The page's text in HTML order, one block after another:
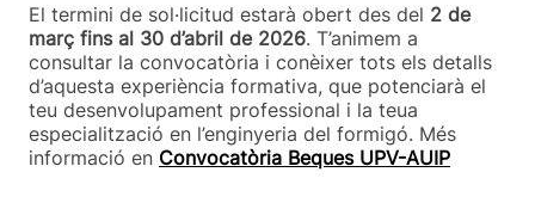
El termini de sol·licitud estarà obert des del 2 de
març fins al 30 d’abril de 2026. T’animem a
consultar la convocatòria i conèixer tots els detalls
d’aquesta experiència formativa, que potenciarà el
teu desenvolupament professional i la teua
especialització en l’enginyeria del formigó. Més
informació en Convocatòria Beques UPV-AUIP